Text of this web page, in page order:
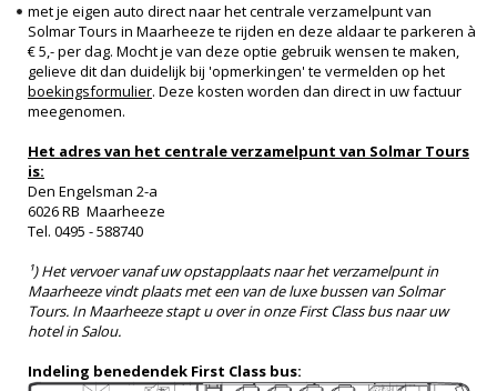
met je eigen auto direct naar het centrale verzamelpunt van
Solmar Tours in Maarheeze te rijden en deze aldaar te parkeren à
€ 5,- per dag. Mocht je van deze optie gebruik wensen te maken,
gelieve dit dan duidelijk bij 'opmerkingen' te vermelden op het
boekingsformulier. Deze kosten worden dan direct in uw factuur
meegenomen.
Het adres van het centrale verzamelpunt van Solmar Tours
is:
Den Engelsman 2-a
6026 RB Maarheeze
Tel. 0495 - 588740
¹) Het vervoer vanaf uw opstapplaats naar het verzamelpunt in
Maarheeze vindt plaats met een van de luxe bussen van Solmar
Tours. In Maarheeze stapt u over in onze First Class bus naar uw
hotel in Salou.
Indeling benedendek First Class bus: